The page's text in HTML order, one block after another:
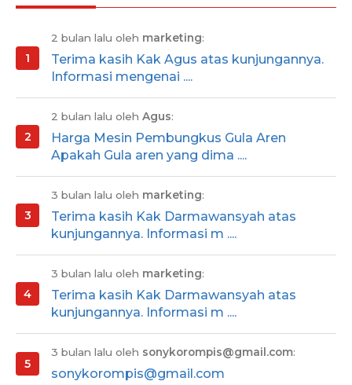
2 bulan lalu oleh marketing:
Terima kasih Kak Agus atas kunjungannya.
Informasi mengenai ....
2 bulan lalu oleh Agus:
Harga Mesin Pembungkus Gula Aren
Apakah Gula aren yang dima ....
3 bulan lalu oleh marketing:
Terima kasih Kak Darmawansyah atas
kunjungannya. Informasi m ....
3 bulan lalu oleh marketing:
Terima kasih Kak Darmawansyah atas
kunjungannya. Informasi m ....
3 bulan lalu oleh sonykorompis@gmail.com:
sonykorompis@gmail.com